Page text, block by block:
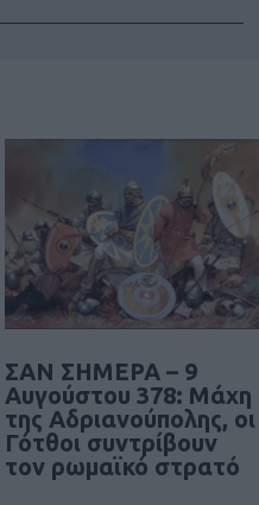
ΣΑΝ ΣΗΜΕΡΑ – 9
Αυγούστου 378: Μάχη
της Αδριανούπολης, οι
Γότθοι συντρίβουν
τον ρωμαϊκό στρατό